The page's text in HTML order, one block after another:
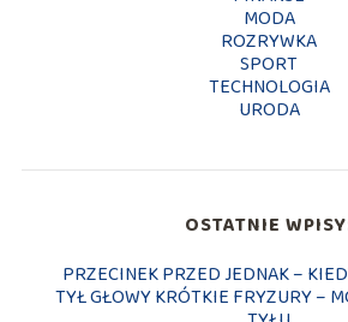
MODA
ROZRYWKA
SPORT
TECHNOLOGIA
URODA
OSTATNIE
PRZECINEK PRZED JEDNAK –
TYŁ GŁOWY KRÓTKIE FRYZURY –